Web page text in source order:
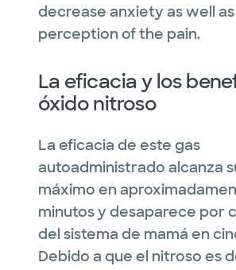
decrease anxiety as well as
perception of the pain.
La eficacia y los
óxido nitroso
La eficacia de este gas
autoadministrado alcanza
máximo en
minutos y desaparece por
del sistema de mamá en
Debido a que el nitroso es